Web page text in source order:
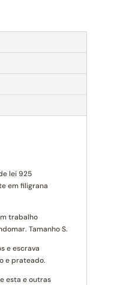
lei 925
em filigrana
trabalho
Tamanho S.
e escrava
e prateado.
esta e outras